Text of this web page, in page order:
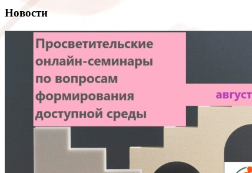
Новости